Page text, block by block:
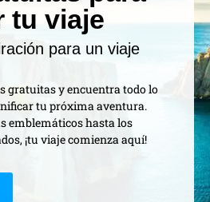
tu viaje
para un viaje
gratuitas y encuentra todo lo
tu próxima aventura.
emblemáticos hasta los
¡tu viaje comienza aquí!